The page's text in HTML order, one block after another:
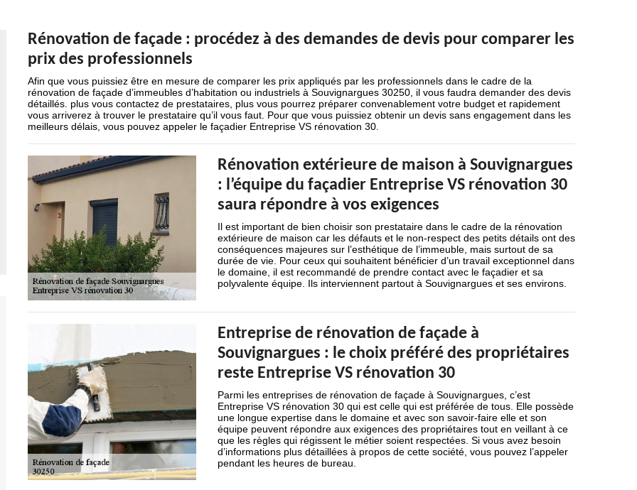
Rénovation de façade : procédez à des demandes de devis pour comparer les
prix des professionnels
Afin que vous puissiez être en mesure de comparer les prix appliqués par les professionnels dans le cadre de la
rénovation de façade d’immeubles d’habitation ou industriels à Souvignargues 30250, il vous faudra demander des devis
détaillés. plus vous contactez de prestataires, plus vous pourrez préparer convenablement votre budget et rapidement
vous arriverez à trouver le prestataire qu’il vous faut. Pour que vous puissiez obtenir un devis sans engagement dans les
meilleurs délais, vous pouvez appeler le façadier Entreprise VS rénovation 30.
Rénovation extérieure de maison à Souvignargues
: l’équipe du façadier Entreprise VS rénovation 30
saura répondre à vos exigences
Il est important de bien choisir son prestataire dans le cadre de la rénovation
extérieure de maison car les défauts et le non-respect des petits détails ont des
conséquences majeures sur l’esthétique de l’immeuble, mais surtout de sa
durée de vie. Pour ceux qui souhaitent bénéficier d’un travail exceptionnel dans
le domaine, il est recommandé de prendre contact avec le façadier et sa
polyvalente équipe. Ils interviennent partout à Souvignargues et ses environs.
Entreprise de rénovation de façade à
Souvignargues : le choix préféré des propriétaires
reste Entreprise VS rénovation 30
Parmi les entreprises de rénovation de façade à Souvignargues, c’est
Entreprise VS rénovation 30 qui est celle qui est préférée de tous. Elle possède
une longue expertise dans le domaine et avec son savoir-faire elle et son
équipe peuvent répondre aux exigences des propriétaires tout en veillant à ce
que les règles qui régissent le métier soient respectées. Si vous avez besoin
d’informations plus détaillées à propos de cette société, vous pouvez l’appeler
pendant les heures de bureau.